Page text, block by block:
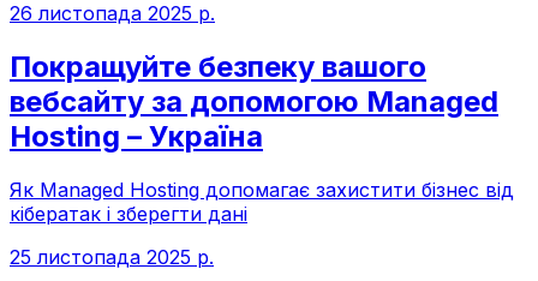
26 листопада 2025 р.
Покращуйте безпеку вашого
вебсайту за допомогою Managed
Hosting – Україна
Як Managed Hosting допомагає захистити бізнес від
кібератак і зберегти дані
25 листопада 2025 р.